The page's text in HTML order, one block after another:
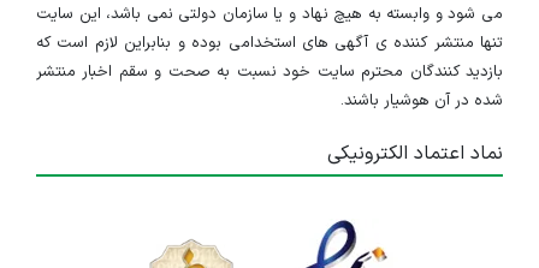
می شود و وابسته به هیچ نهاد و یا سازمان دولتی نمی باشد، این سایت
تنها منتشر کننده ی آگهی های استخدامی بوده و بنابراین لازم است که
بازدید کنندگان محترم سایت خود نسبت به صحت و سقم اخبار منتشر
شده در آن هوشیار باشند.
نماد اعتماد الکترونیکی